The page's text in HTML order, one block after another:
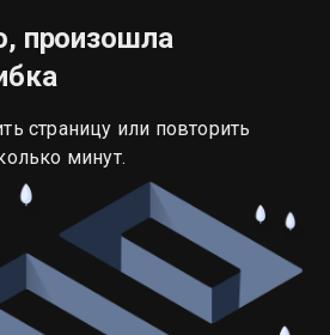
произошла
страницу или повторить
минут.